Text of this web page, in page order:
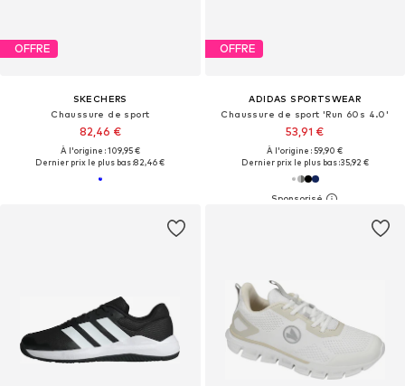
OFFRE
SKECHERS
Chaussure de sport
82,46 €
À l'origine : 109,95 €
Dernier prix le plus bas :82,46 €
OFFRE
ADIDAS SPORTSWEAR
Chaussure de sport 'Run 60s 4.0'
53,91 €
À l'origine : 59,90 €
Dernier prix le plus bas :35,92 €